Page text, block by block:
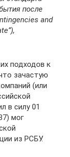
после
and
подходов к
зачастую
(или
в силу 01
мог
из РСБУ.